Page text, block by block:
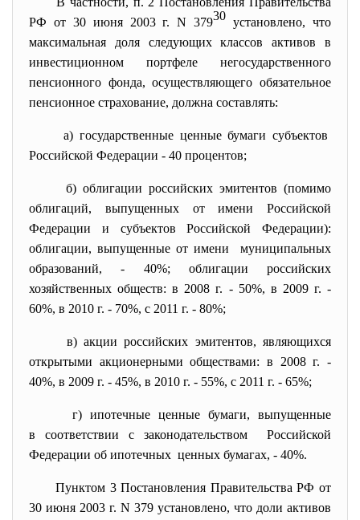
РФ от 30 июня 2003 г. N 37930 установлено, что
максимальная доля следующих классов активов в
инвестиционном портфеле негосударственного
пенсионного фонда, осуществляющего обязательное
пенсионное страхование, должна составлять:
а) государственные ценные бумаги субъектов
Российской Федерации - 40 процентов;
б) облигации российских эмитентов (помимо
облигаций, выпущенных от имени Российской
Федерации и субъектовРоссийской Федерации):
облигации, выпущенные от имени муниципальных
образований, - 40%; облигации российских
хозяйственных обществ: в 2008 г. - 50%, в 2009 г. -
60%, в 2010 г. - 70%, с 2011 г. - 80%;
в) акции российских эмитентов, являющихся
открытыми акционерными обществами: в 2008 г. -
40%, в 2009 г. - 45%, в 2010 г. - 55%, с 2011 г. - 65%;
г) ипотечные ценные бумаги, выпущенные
в соответствии с законодательством Российской
Федерации об ипотечных ценных бумагах, - 40%.
Пунктом 3Постановления Правительства РФ от
30 июня 2003 г. N 379 установлено, что доли активов